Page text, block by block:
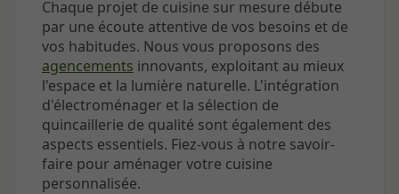
Chaque projet de cuisine sur mesure débute
par une écoute attentive de vos besoins et de
vos habitudes. Nous vous proposons des
agencements innovants, exploitant au mieux
l'espace et la lumière naturelle. L'intégration
d'électroménager et la sélection de
quincaillerie de qualité sont également des
aspects essentiels. Fiez-vous à notre savoir-
faire pour aménager votre cuisine
personnalisée.